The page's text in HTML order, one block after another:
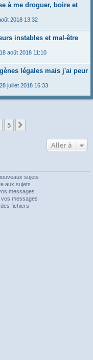
à me droguer, boire et
2018 13:32
instables et mal-être
août 2018 11:10
légales mais j'ai peur
juillet 2018 16:33
5
Aller à
sujets
aux sujets
messages
messages
fichiers